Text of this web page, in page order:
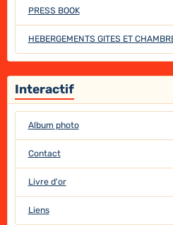
PRESS BOOK
HEBERGEMENTS GITES ET
Interactif
Album photo
Contact
Livre d'or
Liens